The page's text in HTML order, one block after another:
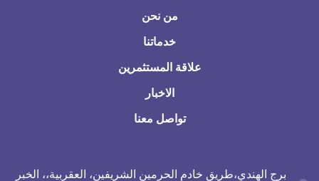
من نحن
خدماتنا
علاقة المستثمرين
الاخبار
تواصل معنا
برج الهندي،طريق خادم الحرمين الشريفين، العقربية،، الخبر